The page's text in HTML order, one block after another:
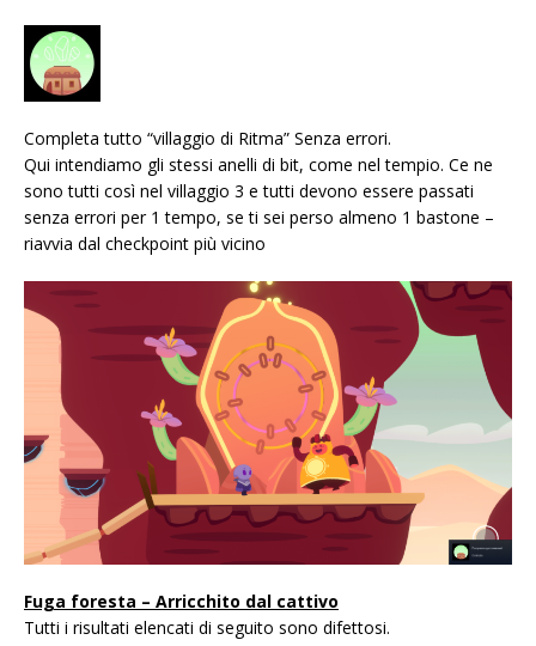
Completa tutto “villaggio di Ritma” Senza errori.
Qui intendiamo gli stessi anelli di bit, come nel tempio. Ce ne
sono tutti così nel villaggio 3 e tutti devono essere passati
senza errori per 1 tempo, se ti sei perso almeno 1 bastone –
riavvia dal checkpoint più vicino
Fuga foresta – Arricchito dal cattivo
Tutti i risultati elencati di seguito sono difettosi.